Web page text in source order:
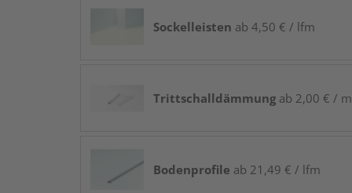
Sockelleisten ab 4,50 € / lfm
Trittschalldämmung ab 2,00 € /
Bodenprofile ab 21,49 € / lfm